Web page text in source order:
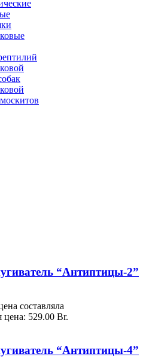
“Антиптицы-2”
составляла
цена: 529.00 Br.
“Антиптицы-4”